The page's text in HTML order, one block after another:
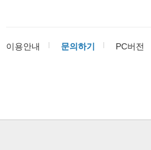
이용안내 문의하기 PC버전